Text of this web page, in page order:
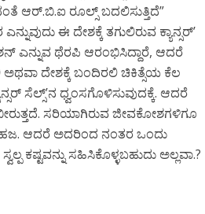
ಆರ್.ಬಿ.ಐ ರೂಲ್ಸ್ ಬದಲಿಸುತ್ತಿದೆ”
ಈ ದೇಶಕ್ಕೆ ತಗುಲಿರುವ ಕ್ಯಾನ್ಸರ್’
ಎನ್ನುವ ಥೆರಪಿ ಆರಂಭಿಸಿದ್ದಾರೆ, ಆದರೆ
ಅಥವಾ ದೇಶಕ್ಕೆ ಬಂದಿರಲಿ ಚಿಕಿತ್ಸೆಯ ಕೆಲ
ಸೆಲ್ಸ್’ನ ಧ್ವಂಸಗೊಳಿಸುವುದಕ್ಕೆ. ಆದರೆ
ಸರಿಯಾಗಿರುವ ಜೀವಕೋಶಗಳಿಗೂ
ಆದರೆ ಅದರಿಂದ ನಂತರ ಒಂದು
ಕಷ್ಟವನ್ನು ಸಹಿಸಿಕೊಳ್ಳಬಹುದು ಅಲ್ಲವಾ.?